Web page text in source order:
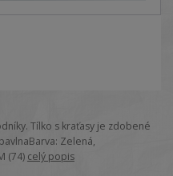
Tílko s kraťasy je zdobené
Zelená,
(74) celý popis